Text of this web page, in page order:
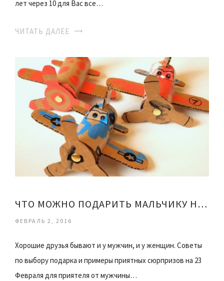
лет через 10 для Вас все…
ЧИТАТЬ ДАЛЕЕ
ЧТО МОЖНО ПОДАРИТЬ МАЛЬЧИКУ НА 23 ФЕВРАЛЯ
ФЕВРАЛЬ 2, 2016
Хорошие друзья бывают и у мужчин, и у женщин. Советы
по выбору подарка и примеры приятных сюрпризов на 23
Февраля для приятеля от мужчины…